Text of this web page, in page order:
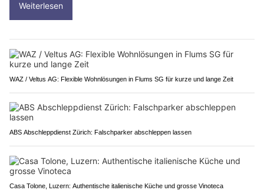
Weiterlesen
WAZ / Veltus AG: Flexible Wohnlösungen in Flums SG für kurze und lange Zeit
ABS Abschleppdienst Zürich: Falschparker abschleppen lassen
Casa Tolone, Luzern: Authentische italienische Küche und grosse Vinoteca